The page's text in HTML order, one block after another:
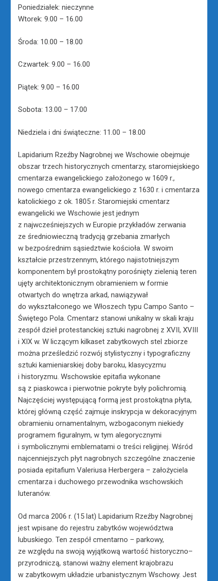
Poniedziałek: nieczynne
Wtorek: 9.00 – 16.00
Środa: 10.00 – 18.00
Czwartek: 9.00 – 16.00
Piątek: 9.00 – 16.00
Sobota: 13.00 – 17.00
Niedziela i dni świąteczne: 11.00 – 18.00
Lapidarium Rzeźby Nagrobnej we Wschowie obejmuje
obszar trzech historycznych cmentarzy, staromiejskiego
cmentarza ewangelickiego założonego w 1609 r.,
nowego cmentarza ewangelickiego z 1630 r. i cmentarza
katolickiego z ok. 1805 r. Staromiejski cmentarz
ewangelicki we Wschowie jest jednym
z najwcześniejszych w Europie przykładów zerwania
ze średniowieczną tradycją grzebania zmarłych
w bezpośrednim sąsiedztwie kościoła. W swoim
kształcie przestrzennym, którego najistotniejszym
komponentem był prostokątny porośnięty zielenią teren
ujęty architektonicznym obramieniem w formie
otwartych do wnętrza arkad, nawiązywał
do wykształconego we Włoszech typu Campo Santo –
Świętego Pola. Cmentarz stanowi unikalny w skali kraju
zespół dzieł protestanckiej sztuki nagrobnej z XVII, XVIII
i XIX w. W liczącym kilkaset zabytkowych stel zbiorze
można prześledzić rozwój stylistyczny i typograficzny
sztuki kamieniarskiej doby baroku, klasycyzmu
i historyzmu. Wschowskie epitafia wykonane
są z piaskowca i pierwotnie pokryte były polichromią.
Najczęściej występującą formą jest prostokątna płyta,
której główną część zajmuje inskrypcja w dekoracyjnym
obramieniu ornamentalnym, wzbogaconym niekiedy
programem figuralnym, w tym alegorycznymi
i symbolicznymi emblematami o treści religijnej. Wśród
najcenniejszych płyt nagrobnych szczególne znaczenie
posiada epitafium Valeriusa Herbergera – założyciela
cmentarza i duchowego przewodnika wschowskich
luteranów.
Od marca 2006 r. (15 lat) Lapidarium Rzeźby Nagrobnej
jest wpisane do rejestru zabytków województwa
lubuskiego. Ten zespół cmentarno – parkowy,
ze względu na swoją wyjątkową wartość historyczno–
przyrodniczą, stanowi ważny element krajobrazu
w zabytkowym układzie urbanistycznym Wschowy. Jest